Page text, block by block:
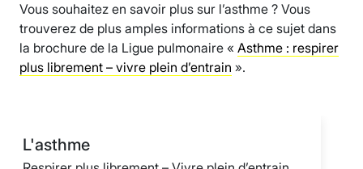
Vous souhaitez en savoir plus sur l’asthme ? Vous
trouverez de plus amples informations à ce sujet dans
la brochure de la Ligue pulmonaire « Asthme : respirer
plus librement – vivre plein d’entrain ».
L'asthme